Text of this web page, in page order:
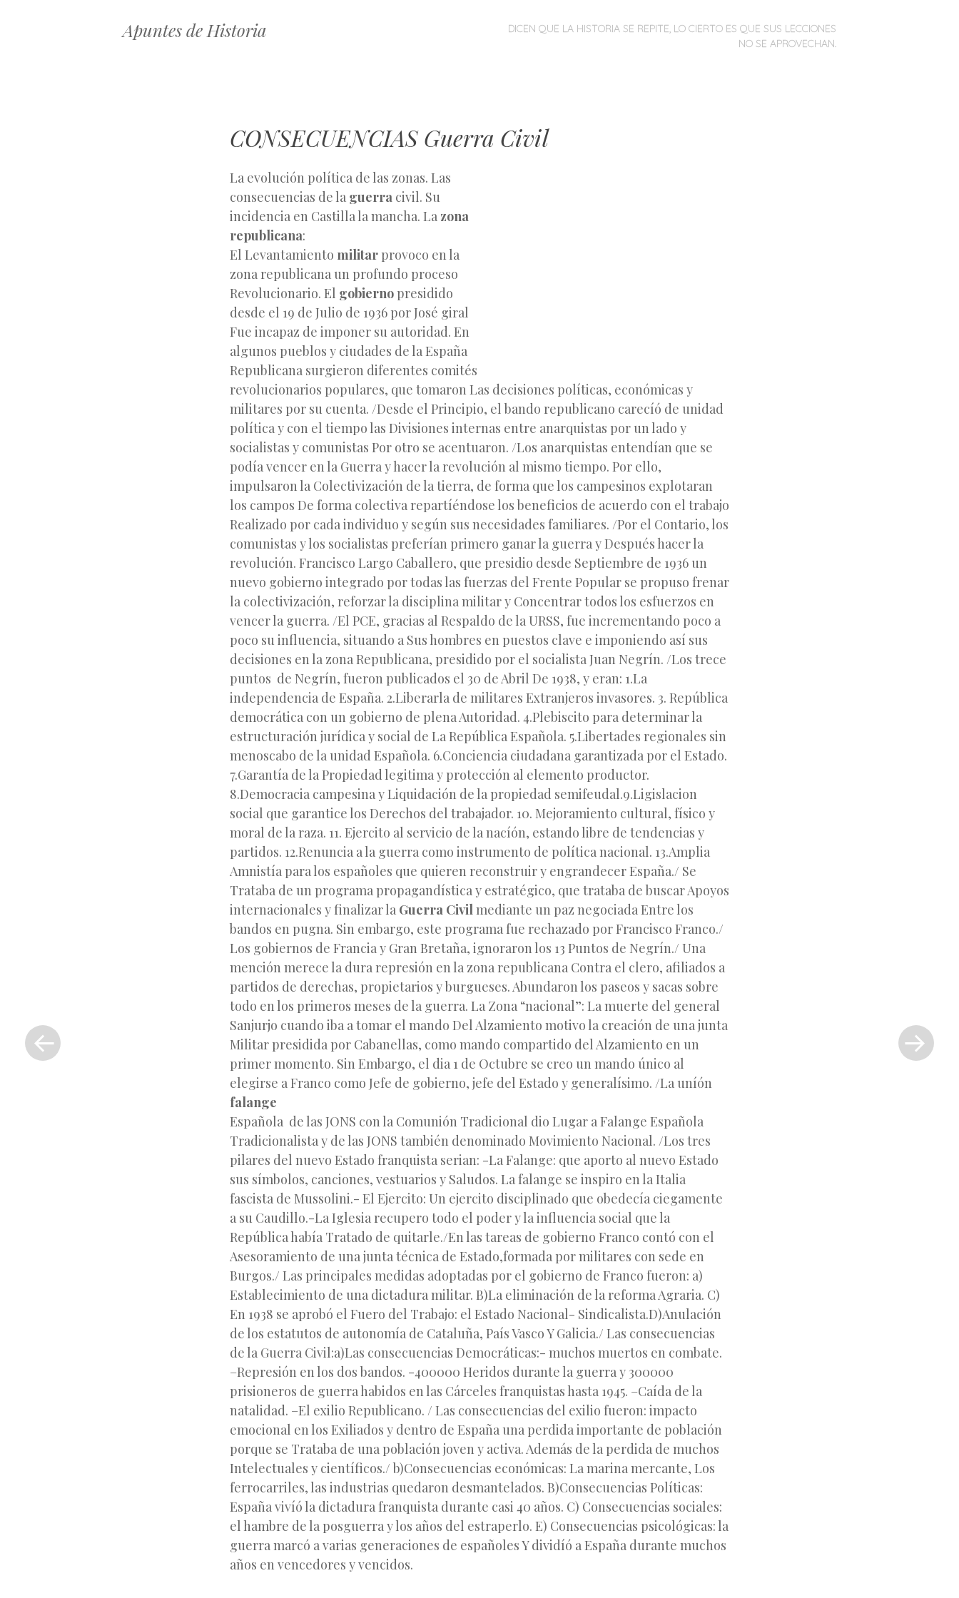
Apuntes de Historia MENÚ
SALTARDICEN QUE LA HISTORIA SE REPITE, LO CIERTO ES QUE SUS LECCIONES
NO SE APROVECHAN.
CONSECUENCIAS Guerra Civil
La evolución política de las zonas. Las
consecuencias de la guerra civil. Su
incidencia en Castilla la mancha. La zona
republicana:
El Levantamiento militar provoco en la
zona republicana un profundo proceso
Revolucionario. El gobierno presidido
desde el 19 de Julio de 1936 por José giral
Fue incapaz de imponer su autoridad. En
algunos pueblos y ciudades de la España
Republicana surgieron diferentes comités
revolucionarios populares, que tomaron Las decisiones políticas, económicas y
militares por su cuenta. /Desde el Principio, el bando republicano carecíó de unidad
política y con el tiempo las Divisiones internas entre anarquistas por un lado y
socialistas y comunistas Por otro se acentuaron. /Los anarquistas entendían que se
podía vencer en la Guerra y hacer la revolución al mismo tiempo. Por ello,
impulsaron la Colectivización de la tierra, de forma que los campesinos explotaran
los campos De forma colectiva repartíéndose los beneficios de acuerdo con el trabajo
Realizado por cada individuo y según sus necesidades familiares. /Por el Contario, los
comunistas y los socialistas preferían primero ganar la guerra y Después hacer la
revolución. Francisco Largo Caballero, que presidio desde Septiembre de 1936 un
nuevo gobierno integrado por todas las fuerzas del Frente Popular se propuso frenar
la colectivización, reforzar la disciplina militar y Concentrar todos los esfuerzos en
vencer la guerra. /El PCE, gracias al Respaldo de la URSS, fue incrementando poco a
poco su influencia, situando a Sus hombres en puestos clave e imponiendo así sus
decisiones en la zona Republicana, presidido por el socialista Juan Negrín. /Los trece
puntos de Negrín, fueron publicados el 30 de Abril De 1938, y eran: 1.La
independencia de España. 2.Liberarla de militares Extranjeros invasores. 3. República
democrática con un gobierno de plena Autoridad. 4.Plebiscito para determinar la
estructuración jurídica y social de La República Española. 5.Libertades regionales sin
menoscabo de la unidad Española. 6.Conciencia ciudadana garantizada por el Estado.
7.Garantía de la Propiedad legitima y protección al elemento productor.
8.Democracia campesina y Liquidación de la propiedad semifeudal.9.Ligislacion
social que garantice los Derechos del trabajador. 10. Mejoramiento cultural, físico y
moral de la raza. 11. Ejercito al servicio de la nacíón, estando libre de tendencias y
partidos. 12.Renuncia a la guerra como instrumento de política nacional. 13.Amplia
Amnistía para los españoles que quieren reconstruir y engrandecer España./ Se
Trataba de un programa propagandística y estratégico, que trataba de buscar Apoyos
internacionales y finalizar la Guerra Civilmediante un paz negociada Entre los
bandos en pugna. Sin embargo, este programa fue rechazado por Francisco Franco./
Los gobiernos de Francia y Gran Bretaña, ignoraron los 13 Puntos de Negrín./ Una
mención merece la dura represión en la zona republicana Contra el clero, afiliados a
partidos de derechas, propietarios y burgueses. Abundaron los paseos y sacas sobre
todo en los primeros meses de la guerra. La Zona “nacional”: La muerte del general
Sanjurjo cuando iba a tomar el mando Del Alzamiento motivo la creación de una junta
Militar presidida por Cabanellas, como mando compartido del Alzamiento en un
primer momento. Sin Embargo, el dia 1 de Octubre se creo un mando único al
elegirse a Franco como Jefe de gobierno, jefe del Estado y generalísimo. /La uníón
falange
Española de las JONS con la Comunión Tradicional dio Lugar a Falange Española
Tradicionalista y de las JONS también denominado Movimiento Nacional. /Los tres
pilares del nuevo Estado franquista serian: -La Falange: que aporto al nuevo Estado
sus símbolos, canciones, vestuarios y Saludos. La falange se inspiro en la Italia
fascista de Mussolini.- El Ejercito: Un ejercito disciplinado que obedecía ciegamente
a su Caudillo.-La Iglesia recupero todo el poder y la influencia social que la
República había Tratado de quitarle./En las tareas de gobierno Franco contó con el
Asesoramiento de una junta técnica de Estado,formada por militares con sede en
Burgos./ Las principales medidas adoptadas por el gobierno de Franco fueron: a)
Establecimiento de una dictadura militar. B)La eliminación de la reforma Agraria. C)
En 1938 se aprobó el Fuero del Trabajo: el Estado Nacional- Sindicalista.D)Anulación
de los estatutos de autonomía de Cataluña, País Vasco Y Galicia./ Las consecuencias
de la Guerra Civil:a)Las consecuencias Democráticas:- muchos muertos en combate.
–Represión en los dos bandos. -400000 Heridos durante la guerra y 300000
prisioneros de guerra habidos en las Cárceles franquistas hasta 1945. –Caída de la
natalidad. –El exilio Republicano. / Las consecuencias del exilio fueron: impacto
emocional en los Exiliados y dentro de España una perdida importante de población
porque se Trataba de una población joven y activa. Además de la perdida de muchos
Intelectuales y científicos./ b)Consecuencias económicas: La marina mercante, Los
ferrocarriles, las industrias quedaron desmantelados. B)Consecuencias Políticas:
España vivíó la dictadura franquista durante casi 40 años. C) Consecuencias sociales:
el hambre de la posguerra y los años del estraperlo. E) Consecuencias psicológicas: la
guerra marcó a varias generaciones de españoles Y dividíó a España durante muchos
años en vencedores y vencidos.
Entrada
anterior
entrada